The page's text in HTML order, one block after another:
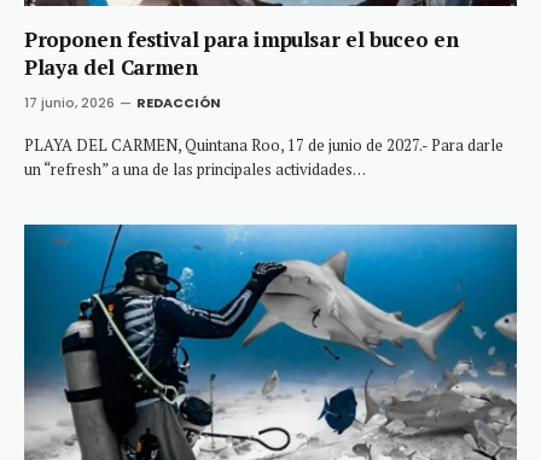
Proponen festival para impulsar el buceo en
Playa del Carmen
17 junio, 2026 REDACCIÓN
PLAYA DEL CARMEN, Quintana Roo, 17 de junio de 2027.- Para darle
un “refresh” a una de las principales actividades…